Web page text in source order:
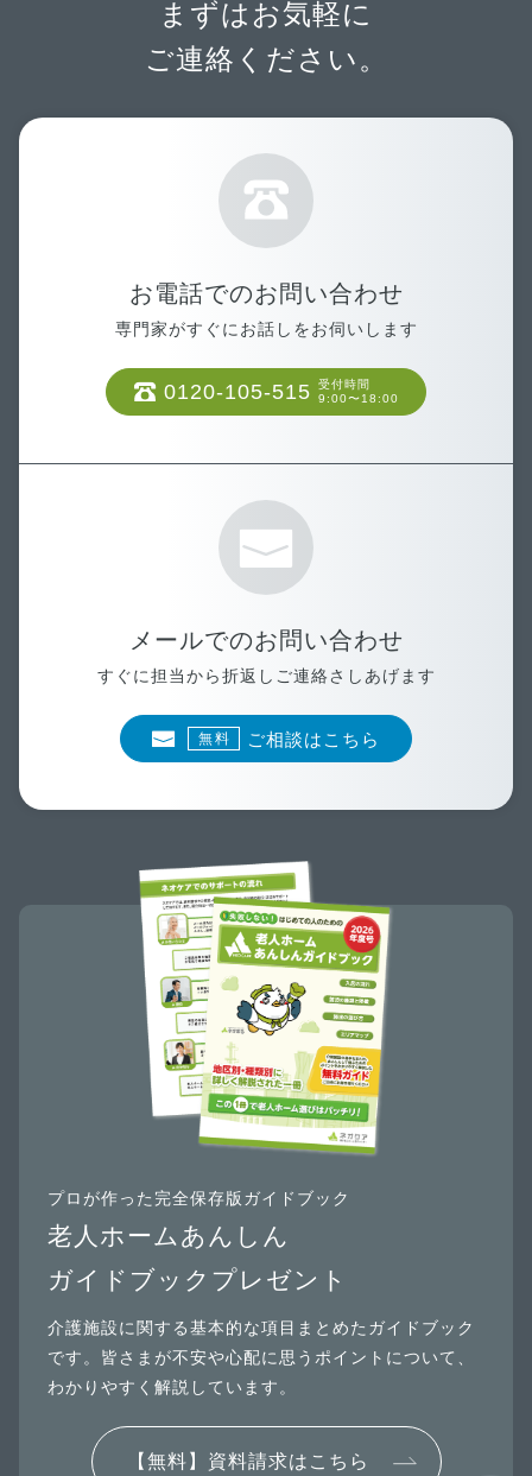
まずはお気軽に
ご連絡ください。
お電話でのお問い合わせ
専門家がすぐにお話しをお伺いします
0120-105-515
受付時間
9:00〜18:00
メールでのお問い合わせ
すぐに担当から折返しご連絡さしあげます
無料 ご相談はこちら
プロが作った完全保存版ガイドブック
老人ホームあんしん
ガイドブックプレゼント
介護施設に関する基本的な項目まとめたガイドブック
です。皆さまが不安や心配に思うポイントについて、
わかりやすく解説しています。
【無料】資料請求はこちら